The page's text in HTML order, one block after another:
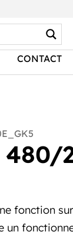
CONTACT
480/
fonction
un